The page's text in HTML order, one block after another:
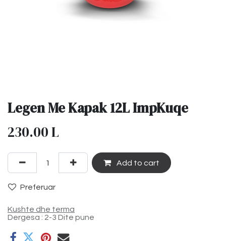
Legen Me Kapak 12L ImpKuqe
230.00L
Add to cart
Preferuar
Kushte dhe terma
Dergesa : 2-3 Dite pune